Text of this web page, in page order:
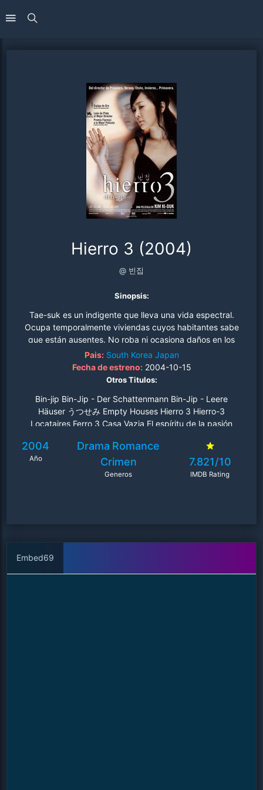
Hierro 3 (2004)
@ 빈집
Sinopsis:
Tae-suk es un indigente que lleva una vida espectral.
Ocupa temporalmente viviendas cuyos habitantes sabe
que están ausentes. No roba ni ocasiona daños en los
hogares de sus involuntarios anfitriones. En realidad, es
una especie de fantasma que duerme en camas ajenas,
come algo de las neveras de esos extraños y retribuye
alguna que otra avería doméstica. Sun-hwa, que en
tiempos fue una hermosa modelo, se ha visto convertida
en una sombra viviente por un marido que la maltrata,
caminos de Tae-suk y Sun-hwa, aunque sus existencias
están abocadas a no dejar huella en el mundo. Se
conocen cuando Tae-suk entra en casa de Sun-hwa, y
Pais: South Korea Japan
Fecha de estreno:2004-10-15
Otros Titulos:
Bin-jip Bin-Jip - Der Schattenmann Bin-Jip - Leere
Häuser うつせみ Empty Houses Hierro 3 Hierro-3
Locataires Ferro 3 Casa Vazia El espíritu de la pasión
Ολομόναχοι Μαζί Three Iron Tomme hus 3-Iron
2004
Año
Drama Romance
Crimen
Generos
7.821/10
IMDB Rating
Embed69